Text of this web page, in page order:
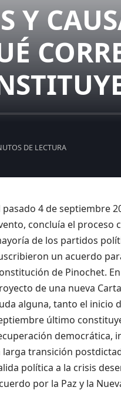
Y
DE LECTURA
pasado 4 de septiembre
concluía el proceso
de los partidos
un acuerdo
de Pinochet.
de una nueva
alguna, tanto el inicio
último
democrática,
larga transición
política a la crisis
por la Paz y la